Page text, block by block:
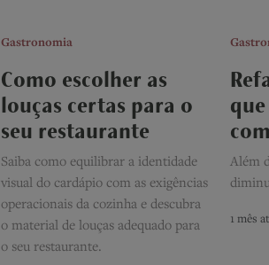
Gastronomia
Como escolher as
louças certas para o
seu restaurante
Saiba como equilibrar a identidade
visual do cardápio com as exigências
operacionais da cozinha e descubra
o material de louças adequado para
o seu restaurante.
Além
1 mês